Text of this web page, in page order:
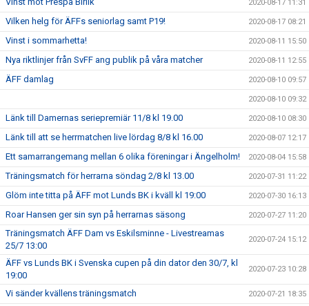
2020-08-17 11:31
Vilken helg för ÄFFs seniorlag samt P19! 2020-08-17 08:21
Vinst i sommarhetta! 2020-08-11 15:50
Nya riktlinjer från SvFF ang publik på våra matcher 2020-08-11 12:55
ÄFF damlag 2020-08-10 09:57
2020-08-10 09:32
Länk till Damernas seriepremiär 11/8 kl 19.00 2020-08-10 08:30
Länk till att se herrmatchen live lördag 8/8 kl 16.00 2020-08-07 12:17
Ett samarrangemang mellan 6 olika föreningar i Ängelholm! 2020-08-04 15:58
Träningsmatch för herrarna söndag 2/8 kl 13.00 2020-07-31 11:22
Glöm inte titta på ÄFF mot Lunds BK i kväll kl 19:00 2020-07-30 16:13
Roar Hansen ger sin syn på herrarnas säsong 2020-07-27 11:20
Träningsmatch ÄFF Dam vs Eskilsminne - Livestreamas
25/7 13:00
2020-07-24 15:12
ÄFF vs Lunds BK i Svenska cupen på din dator den 30/7, kl
19:00
2020-07-23 10:28
Vi sänder kvällens träningsmatch 2020-07-21 18:35